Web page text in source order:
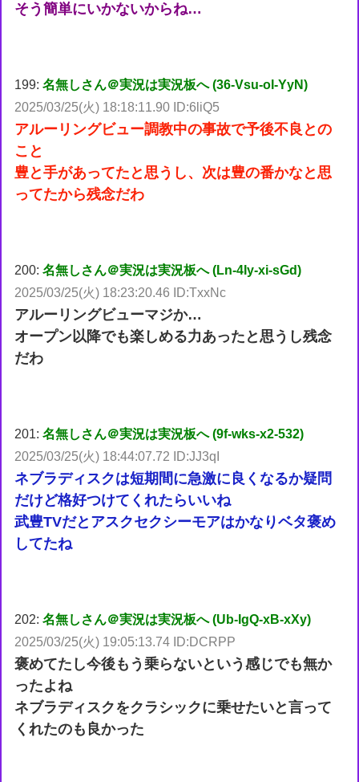
そう簡単にいかないからね…
199:名無しさん＠実況は実況板へ (36-Vsu-oI-YyN)
2025/03/25(火) 18:18:11.90 ID:6liQ5
アルーリングビュー調教中の事故で予後不良との
こと
豊と手があってたと思うし、次は豊の番かなと思
ってたから残念だわ
200:名無しさん＠実況は実況板へ (Ln-4Iy-xi-sGd)
2025/03/25(火) 18:23:20.46 ID:TxxNc
アルーリングビューマジか…
オープン以降でも楽しめる力あったと思うし残念
だわ
201:名無しさん＠実況は実況板へ (9f-wks-x2-532)
2025/03/25(火) 18:44:07.72 ID:JJ3qI
ネブラディスクは短期間に急激に良くなるか疑問
だけど格好つけてくれたらいいね
武豊TVだとアスクセクシーモアはかなりベタ褒め
してたね
202:名無しさん＠実況は実況板へ (Ub-IgQ-xB-xXy)
2025/03/25(火) 19:05:13.74 ID:DCRPP
褒めてたし今後もう乗らないという感じでも無か
ったよね
ネブラディスクをクラシックに乗せたいと言って
くれたのも良かった